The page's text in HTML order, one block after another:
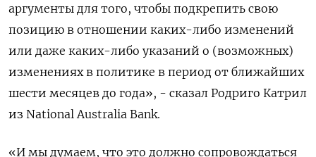
аргументы для того, чтобы подкрепить свою
позицию в отношении каких-либо изменений
или даже каких-либо указаний о (возможных)
изменениях в политике в период от ближайших
шести месяцев до года», - сказал Родриго Катрил
из National Australia Bank.
«И мы думаем, что это должно сопровождаться